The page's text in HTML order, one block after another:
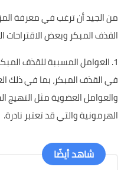
من الجيد أن ترغب في معرفة
القذف المبكر وبعض الاقتراحات
1. العوامل المسببة للقذف
في القذف المبكر، بما في ذلك
والعوامل العضوية مثل التهيج
الهرمونية والتي قد تعتبر نادرة.
شاهد أيضًا